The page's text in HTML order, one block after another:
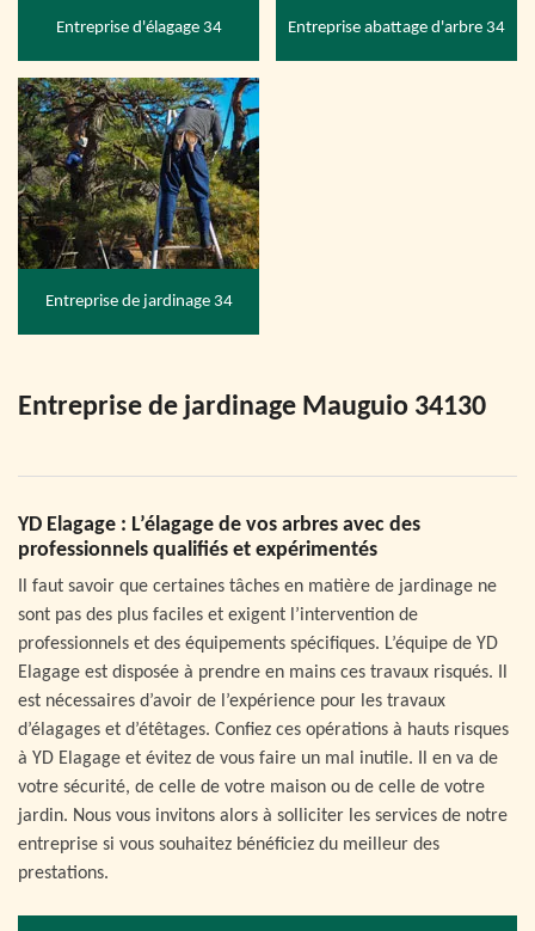
Entreprise d'élagage 34 Entreprise abattage d'arbre 34
Entreprise de jardinage 34
Entreprise de jardinage Mauguio 34130
YD Elagage : L’élagage de vos arbres avec des
professionnels qualifiés et expérimentés
Il faut savoir que certaines tâches en matière de jardinage ne
sont pas des plus faciles et exigent l’intervention de
professionnels et des équipements spécifiques. L’équipe de YD
Elagage est disposée à prendre en mains ces travaux risqués. Il
est nécessaires d’avoir de l’expérience pour les travaux
d’élagages et d’étêtages. Confiez ces opérations à hauts risques
à YD Elagage et évitez de vous faire un mal inutile. Il en va de
votre sécurité, de celle de votre maison ou de celle de votre
jardin. Nous vous invitons alors à solliciter les services de notre
entreprise si vous souhaitez bénéficiez du meilleur des
prestations.